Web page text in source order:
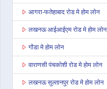
आगरा-फतेहाबाद रोड मे होम लोन
लखनऊ आईआईएम रोड मे होम लोन
गोंडा मे होम लोन
वाराणसी पंचकोशी रोड मे होम लोन
लखनऊ सुल्तानपुर रोड मे होम लोन